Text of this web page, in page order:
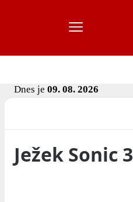
Dnes je 09. 08. 2026
Ježek Sonic 3